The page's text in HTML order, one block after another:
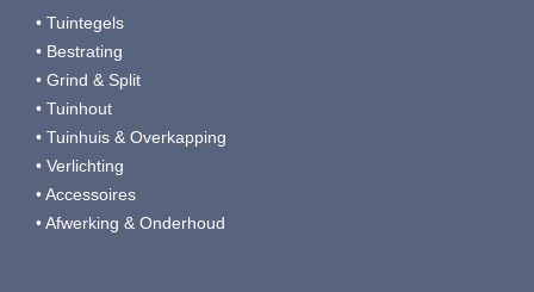
• Tuintegels
• Bestrating
• Grind & Split
• Tuinhout
• Tuinhuis & Overkapping
• Verlichting
• Accessoires
• Afwerking & Onderhoud